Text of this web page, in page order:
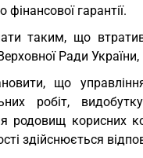
гарантії.
таким, що
Ради
що
робіт,
родовищ корисних
здійснюється